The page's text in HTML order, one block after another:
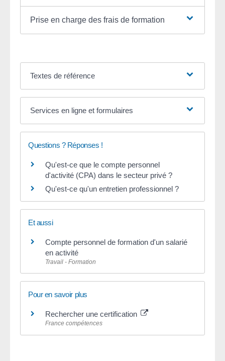
Prise en charge des frais de formation
Textes de référence
Services en ligne et formulaires
Questions ? Réponses !
Qu'est-ce que le compte personnel
d'activité (CPA) dans le secteur privé ?
Qu'est-ce qu'un entretien professionnel ?
Et aussi
Compte personnel de formation d'un salarié
en activité
Travail - Formation
Pour en savoir plus
Rechercher une certification
France compétences